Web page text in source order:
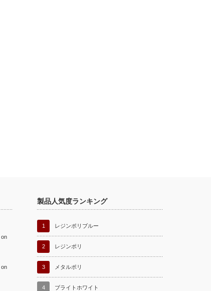
on
on
製品人気度ランキング
1 レジンポリブルー
2 レジンポリ
3 メタルポリ
4 ブライトホワイト